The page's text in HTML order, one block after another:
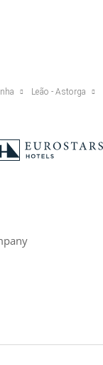
Leão - Astorga